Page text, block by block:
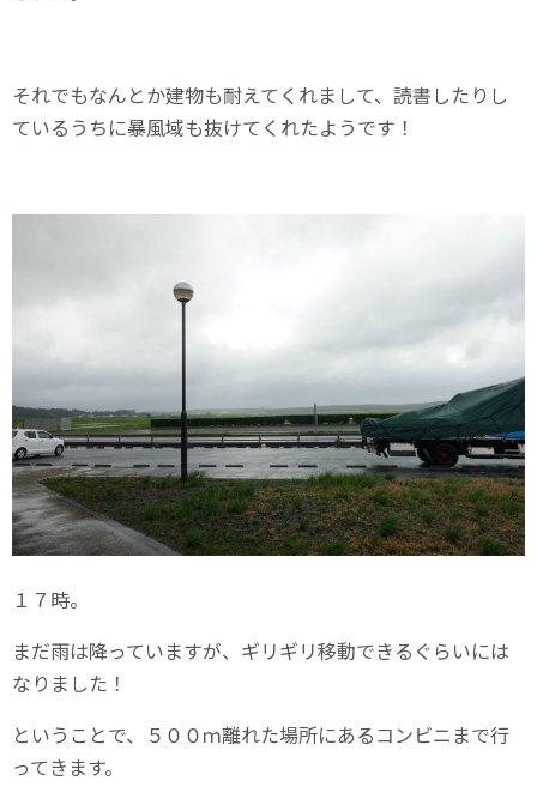
それでもなんとか建物も耐えてくれまして、読書したりし
ているうちに暴風域も抜けてくれたようです！
１７時。
まだ雨は降っていますが、ギリギリ移動できるぐらいには
なりました！
ということで、５００ｍ離れた場所にあるコンビニまで行
ってきます。